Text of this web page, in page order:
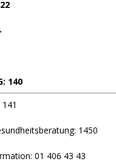
140
1450
01 406 43 43